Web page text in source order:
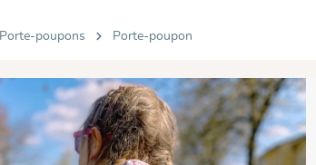
Porte-poupons Porte-poupon